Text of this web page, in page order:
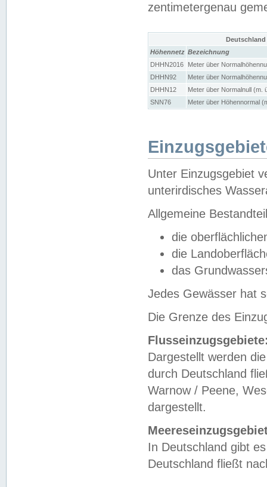
zentimetergenau
Höhennetz Bezeichnung
DHHN2016
Meter über
DHHN92
Meter über
DHHN12
Meter über Normalnull (m.
SNN76
Meter über Höhennormal
Unter Einzugsgebiet
unterirdisches
Allgemeine
die
die
das
Jedes Gewässer hat
Die Grenze des
Dargestellt werden
durch Deutschland
Warnow / Peene,
dargestellt.
In Deutschland gibt
Deutschland fließt